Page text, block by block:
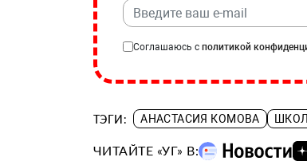
Соглашаюсь с политикой
ТЭГИ: АНАСТАСИЯ КОМОВА
ЧИТАЙТЕ «УГ» В: